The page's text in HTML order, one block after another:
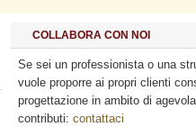
COLLABORA CON NOI
Se sei un professionista o una
vuole proporre ai propri clienti
progettazione in ambito di
contributi: contattaci